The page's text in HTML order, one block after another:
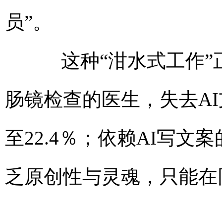
员”。
这种“泔水式工作”
肠镜检查的医生，失去
至22.4％；依赖AI写文
乏原创性与灵魂，只能